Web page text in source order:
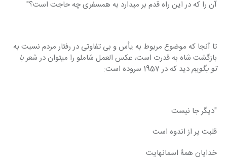
آن را که در این راه قدم بر میدارد به همسفری چه حاجت است؟"
تا آنجا که موضوع مربوط به یأس و بی تفاوتی در رفتار مردم نسبت به
بازگشت شاه به قدرت است، عکس العمل شاملو را میتوان در شعر با
تو بگویم دید که در 1957 سروده است:
"دیگر جا نیست
قلبت پر از اندوه است
خدایان همۀ اسمانهایت